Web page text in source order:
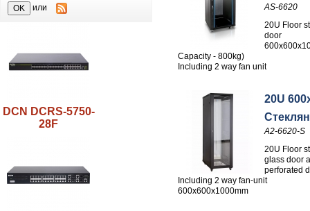
или
DCN DCRS-5750-
28F
AS-6620
20U Floor
door
Capacity - 800kg)
Including 2 way fan unit
20U
A2-6620-S
20U Floor
glass door
perforated
Including 2 way fan-unit
600x600x1000mm